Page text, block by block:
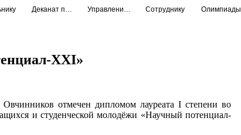
Сотруднику Олимпиады
XXI»
отмечен дипломом лауреата I степени во
и студенческой молодёжи «Научный потенциал-